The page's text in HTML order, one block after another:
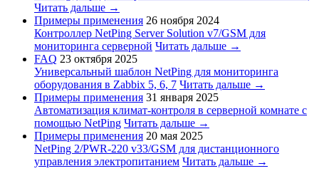
Читать дальше →
Примеры применения 26 ноября 2024
Контроллер NetPing Server Solution v7/GSM для
мониторинга серверной Читать дальше →
FAQ 23 октября 2025
Универсальный шаблон NetPing для мониторинга
оборудования в Zabbix 5, 6, 7 Читать дальше →
Примеры применения 31 января 2025
Автоматизация климат-контроля в серверной комнате с
помощью NetPing Читать дальше →
Примеры применения 20 мая 2025
NetPing 2/PWR-220 v33/GSM для дистанционного
управления электропитанием Читать дальше →